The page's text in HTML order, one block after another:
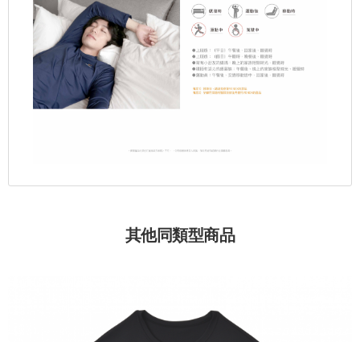
其他同類型商品